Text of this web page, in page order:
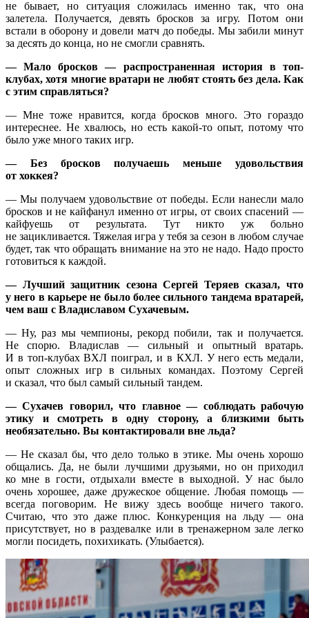
не бывает, но ситуация сложилась именно так, что она
залетела. Получается, девять бросков за игру. Потом они
встали в оборону и довели матч до победы. Мы забили минут
за десять до конца, но не смогли сравнять.
— Мало бросков — распространенная история в топ-
клубах, хотя многие вратари не любят стоять без дела. Как
с этим справляться?
— Мне тоже нравится, когда бросков много. Это гораздо
интереснее. Не хвалюсь, но есть какой-то опыт, потому что
было уже много таких игр.
— Без бросков получаешь меньше удовольствия
от хоккея?
— Мы получаем удовольствие от победы. Если нанесли мало
бросков и не кайфанул именно от игры, от своих спасений —
кайфуешь от результата. Тут никто уж больно
не зацикливается. Тяжелая игра у тебя за сезон в любом случае
будет, так что обращать внимание на это не надо. Надо просто
готовиться к каждой.
— Лучший защитник сезона Сергей Теряев сказал, что
у него в карьере не было более сильного тандема вратарей,
чем ваш с Владиславом Сухачевым.
— Ну, раз мы чемпионы, рекорд побили, так и получается.
Не спорю. Владислав — сильный и опытный вратарь.
И в топ-клубах ВХЛ поиграл, и в КХЛ. У него есть медали,
опыт сложных игр в сильных командах. Поэтому Сергей
и сказал, что был самый сильный тандем.
— Сухачев говорил, что главное — соблюдать рабочую
этику и смотреть в одну сторону, а близкими быть
необязательно. Вы контактировали вне льда?
— Не сказал бы, что дело только в этике. Мы очень хорошо
общались. Да, не были лучшими друзьями, но он приходил
ко мне в гости, отдыхали вместе в выходной. У нас было
очень хорошее, даже дружеское общение. Любая помощь —
всегда поговорим. Не вижу здесь вообще ничего такого.
Считаю, что это даже плюс. Конкуренция на льду — она
присутствует, но в раздевалке или в тренажерном зале легко
могли посидеть, похихикать. (Улыбается).